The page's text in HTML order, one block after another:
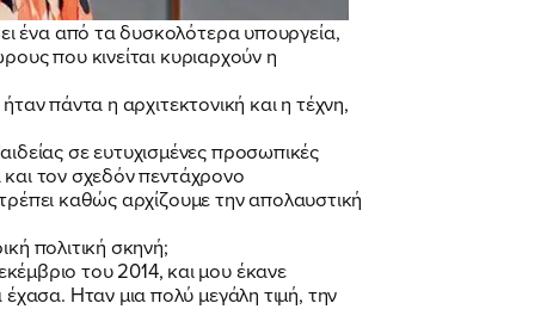
ένα από τα δυσκολότερα υπουργεία,
που κινείται κυριαρχούν η
πάντα η αρχιτεκτονική και η τέχνη,
σε ευτυχισμένες προσωπικές
τον σχεδόν πεντάχρονο
καθώς αρχίζουμε την απολαυστική
πολιτική σκηνή;
του 2014, και μου έκανε
Ηταν μια πολύ μεγάλη τιμή, την